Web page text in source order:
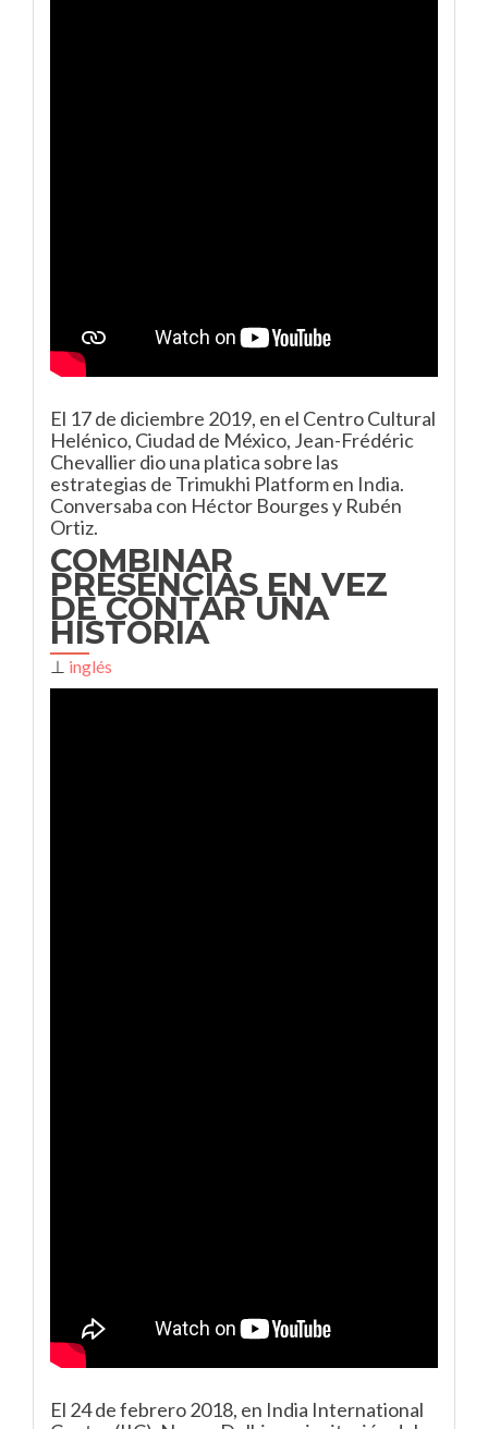
El 17 de diciembre 2019, en el Centro Cultural
Helénico, Ciudad de México, Jean-Frédéric
Chevallier dio una platica sobre las
estrategias de Trimukhi Platform en India.
Conversaba con Héctor Bourges y Rubén
Ortiz.
COMBINAR
PRESENCIAS EN VEZ
DE CONTAR UNA
HISTORIA
⊥ inglés
El 24 de febrero 2018, en India International